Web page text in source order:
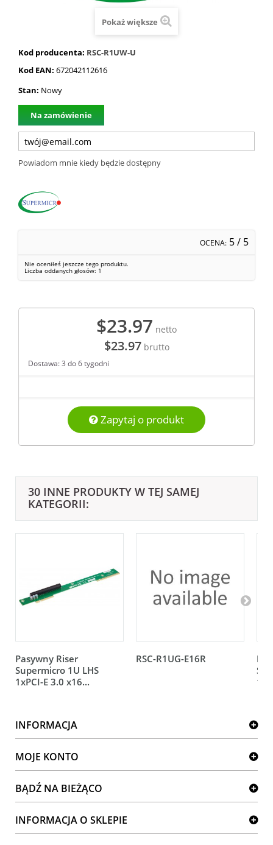
Pokaż większe
Kod producenta: RSC-R1UW-U
Kod EAN: 672042112616
Stan: Nowy
Na zamówienie
Powiadom mnie kiedy będzie dostępny
OCENA: 5/ 5
Nie oceniłeś jeszcze tego produktu.
Liczba oddanych głosów: 1
$23.97 netto
$23.97brutto
Dostawa: 3 do 6 tygodni
Zapytaj o produkt
30 INNE PRODUKTY W TEJ SAMEJ
KATEGORII:
Pasywny Riser
Supermicro 1U LHS
1xPCI-E 3.0 x16...
RSC-R1UG-E16R
INFORMACJA
MOJE KONTO
BĄDŹ NA BIEŻĄCO
INFORMACJA O SKLEPIE